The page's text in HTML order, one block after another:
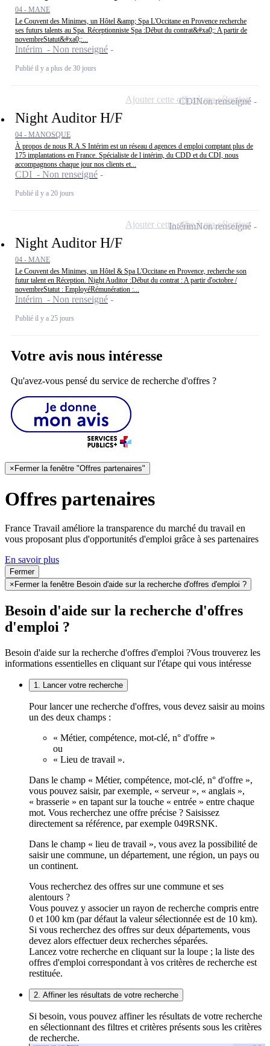
04 - MANE
Le Couvent des Minimes, un Hôtel &amp; Spa L'Occitane en Provence recherche
ses futurs talents au Spa. Réceptionniste Spa :Début du contrat&#xa0;: A partir de
novembreStatut&#xa0;:...
Intérim - Non renseigné
Publié il y a plus de 30 jours
Night Auditor H/F
04 - MANOSQUE
À propos de nous R.A.S Intérim est un réseau d agences d emploi comptant plus de
175 implantations en France. Spécialiste de l intérim, du CDD et du CDI, nous
accompagnons chaque jour nos clients et...
CDI - Non renseigné
Publié il y a 20 jours
CDINon renseigné
Ajouter cette offre à ma sélection
Night Auditor H/F
04 - MANE
Le Couvent des Minimes, un Hôtel & Spa L'Occitane en Provence, recherche son
futur talent en Réception. Night Auditor :Début du contrat : A partir d'octobre /
novembreStatut : EmployéRémunération :...
Intérim - Non renseigné
Publié il y a 25 jours
IntérimNon renseigné
Ajouter cette offre à ma sélection
Votre avis nous intéresse
Qu'avez-vous pensé du service de recherche d'offres ?
× Fermer la fenêtre "Offres partenaires"
Offres partenaires
France Travail améliore la transparence du marché du travail en
vous proposant plus d'opportunités d'emploi grâce à ses partenaires
En savoir plus
Fermer
× Fermer la fenêtre Besoin d'aide sur la recherche d'offres d'emploi ?
Besoin d'aide sur la recherche d'offres
d'emploi ?
Besoin d'aide sur la recherche d'offres d'emploi ?Vous trouverez les
informations essentielles en cliquant sur l'étape qui vous intéresse
1. Lancer votre recherche
Pour lancer une recherche d'offres, vous devez saisir au moins
un des deux champs :
« Métier, compétence, mot-clé, n° d'offre »
ou
« Lieu de travail ».
Dans le champ « Métier, compétence, mot-clé, n° d'offre »,
vous pouvez saisir, par exemple, « serveur », « anglais »,
« brasserie » en tapant sur la touche « entrée » entre chaque
mot. Vous recherchez une offre précise ? Saisissez
directement sa référence, par exemple 049RSNK.
Dans le champ « lieu de travail », vous avez la possibilité de
saisir une commune, un département, une région, un pays ou
un continent.
Vous recherchez des offres sur une commune et ses
alentours ?
Vous pouvez y associer un rayon de recherche compris entre
0 et 100 km (par défaut la valeur sélectionnée est de 10 km).
Si vous recherchez des offres sur deux départements, vous
devez alors effectuer deux recherches séparées.
Lancez votre recherche en cliquant sur la loupe ; la liste des
offres d'emploi correspondant à vos critères de recherche est
restituée.
2. Affiner les résultats de votre recherche
Si besoin, vous pouvez affiner les résultats de votre recherche
en sélectionnant des filtres et critères présents sous les critères
de recherche.